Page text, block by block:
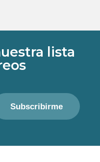
lista
Subscribirme